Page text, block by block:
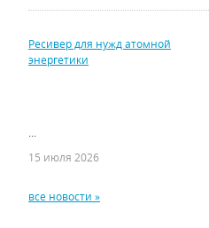
Ресивер для нужд атомной
энергетики
15 июля 2026
все новости »